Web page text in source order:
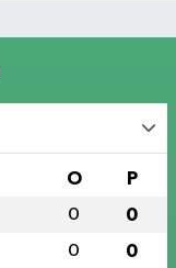
O P
0 0
0 0